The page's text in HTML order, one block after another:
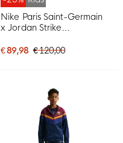
Nike Paris Saint-Germain
x Jordan Strike
2025-2026 Kids Zwart
€ 89,98 € 120,00